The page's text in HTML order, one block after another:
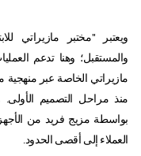
ويعتبر "مختبر مازيراتي
والمستقبل؛ وهنا تدعم
مازيراتي الخاصة عبر
منذ مراحل التصميم الأولى.
بواسطة مزيج فريد من
العملاء إلى أقصى الحدود.